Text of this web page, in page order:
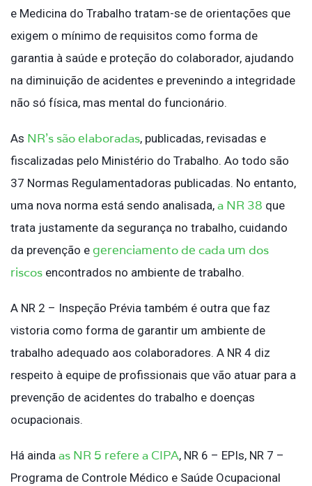
e Medicina do Trabalho tratam-se de orientações que
exigem o mínimo de requisitos como forma de
garantia à saúde e proteção do colaborador, ajudando
na diminuição de acidentes e prevenindo a integridade
não só física, mas mental do funcionário.
As NR’s são elaboradas, publicadas, revisadas e
fiscalizadas pelo Ministério do Trabalho. Ao todo são
37 Normas Regulamentadoras publicadas. No entanto,
uma nova norma está sendo analisada, a NR 38 que
trata justamente da segurança no trabalho, cuidando
da prevenção e gerenciamento de cada um dos
riscos encontrados no ambiente de trabalho.
A NR 2 – Inspeção Prévia também é outra que faz
vistoria como forma de garantir um ambiente de
trabalho adequado aos colaboradores. A NR 4 diz
respeito à equipe de profissionais que vão atuar para a
prevenção de acidentes do trabalho e doenças
ocupacionais.
Há ainda as NR 5 refere a CIPA, NR 6 – EPIs, NR 7 –
Programa de Controle Médico e Saúde Ocupacional